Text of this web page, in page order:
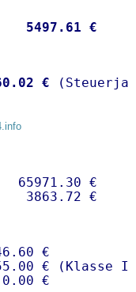
5497.61 €
€
€
€
€ (Klasse I)
€